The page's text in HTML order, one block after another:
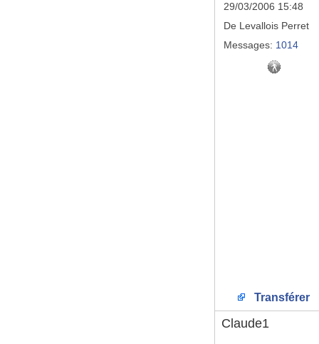
29/03/2006 15:48
De Levallois Perret
Messages: 1014
Transférer
Claude1